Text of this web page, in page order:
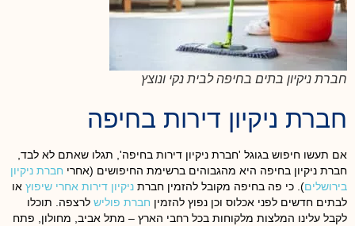
חברת ניקיון בתים בחיפה לבית נקי ונוצץ
חברת ניקיון דירות בחיפה
אם תעשו חיפוש בגוגל 'חברת ניקיון דירות בחיפה', תגלו שאתם לא לבד,
חברת ניקיון בחיפה היא מהגבוהים ברשימת החיפושים (אחרי חברת ניקיון
בירושלים). כי פה בחיפה מקובל להזמין חברת ניקיון דירות אחרי שיפוץ או
לבתים חדשים לפני אכלוס וכן נפוץ להזמין חברת פוליש לרצפה. תוכלו
לקבל עלינו המלצות מלקוחות בכל רחבי הארץ – מתל אביב, מחולון, פתח